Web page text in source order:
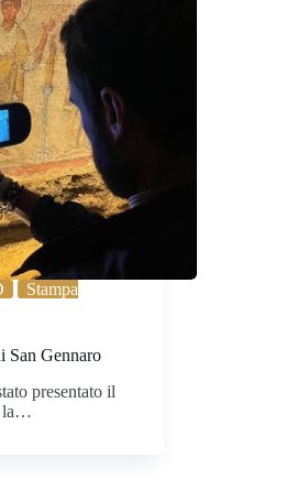
Stampa
San Gennaro
presentato il
la…